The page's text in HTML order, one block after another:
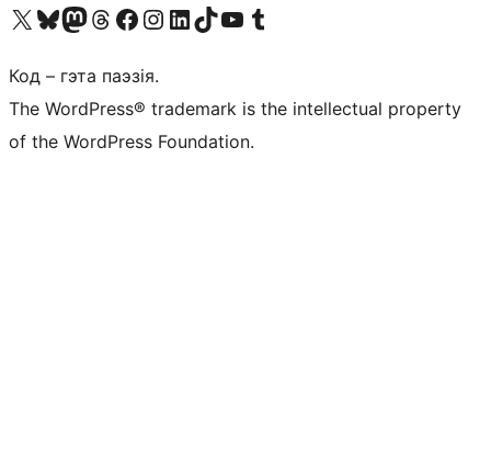
Наведайце наш акаўнт у X (былы Twitter)
Visit our Bluesky account
Visit our Mastodon account
Visit our Threads account
Наведаеце нашу старонку на Facebook
Наведайце наш Instagram
Наведайце нашу старонку ў LinkedIn
Visit our TikTok account
Наведайце наш YouTube каналVisit our Tumblr account
Код – гэта паэзія.
The WordPress® trademark is the intellectual property
of the WordPress Foundation.